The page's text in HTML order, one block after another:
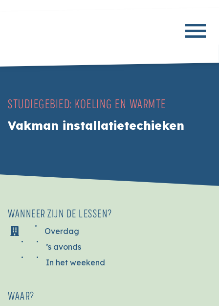
STUDIEGEBIED: KOELING EN WARMTE
Vakman installatietechieken
WANNEER ZIJN DE LESSEN?
Overdag
’s avonds
In het weekend
WAAR?